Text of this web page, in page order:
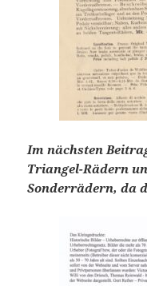
Im nächsten
Triangel-Rädern
Sonderrädern, da